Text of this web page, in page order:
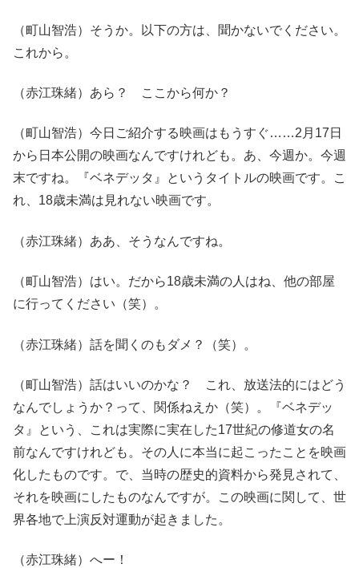
（町山智浩）そうか。以下の方は、聞かないでください。
これから。
（赤江珠緒）あら？ ここから何か？
（町山智浩）今日ご紹介する映画はもうすぐ……2月17日
から日本公開の映画なんですけれども。あ、今週か。今週
末ですね。『ベネデッタ』というタイトルの映画です。こ
れ、18歳未満は見れない映画です。
（赤江珠緒）ああ、そうなんですね。
（町山智浩）はい。だから18歳未満の人はね、他の部屋
に行ってください（笑）。
（赤江珠緒）話を聞くのもダメ？（笑）。
（町山智浩）話はいいのかな？ これ、放送法的にはどう
なんでしょうか？って、関係ねえか（笑）。『ベネデッ
タ』という、これは実際に実在した17世紀の修道女の名
前なんですけれども。その人に本当に起こったことを映画
化したものです。で、当時の歴史的資料から発見されて、
それを映画にしたものなんですが。この映画に関して、世
界各地で上演反対運動が起きました。
（赤江珠緒）へー！